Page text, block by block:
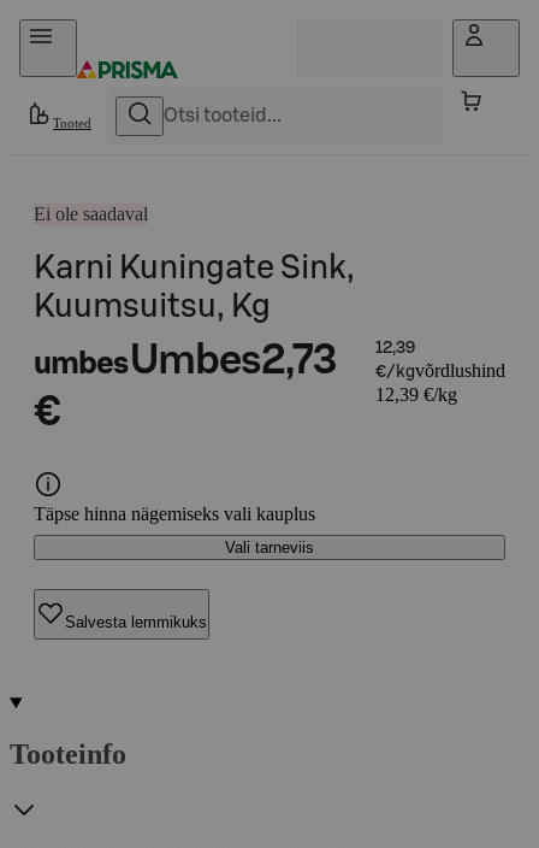
Otse sisu juurde
Tooted
Ei ole saadaval
Karni Kuningate Sink,
Kuumsuitsu, Kg
umbesUmbes2,73
€
12,39
€/kgvõrdlushind
12,39 €/kg
Täpse hinna nägemiseks vali kauplus
Vali tarneviis
Salvesta lemmikuks
Tooteinfo